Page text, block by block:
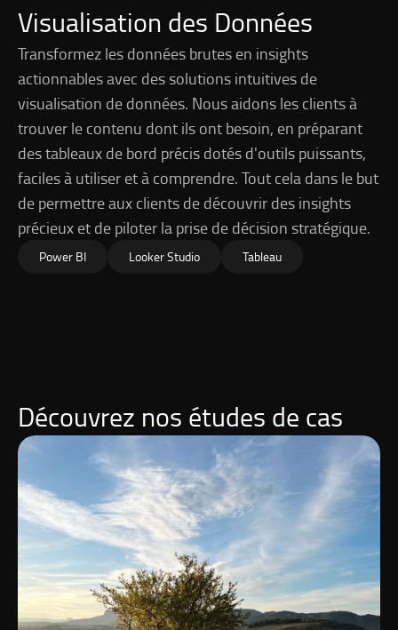
Visualisation des Données
Transformez les données brutes en insights
actionnables avec des solutions intuitives de
visualisation de données. Nous aidons les clients à
trouver le contenu dont ils ont besoin, en préparant
des tableaux de bord précis dotés d'outils puissants,
faciles à utiliser et à comprendre. Tout cela dans le but
de permettre aux clients de découvrir des insights
précieux et de piloter la prise de décision stratégique.
Power BI Looker Studio Tableau
Découvrez nos études de cas